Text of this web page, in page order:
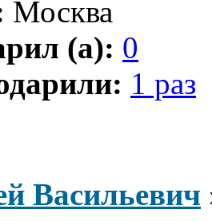
Москва
(а): 0
1 раз
Васильевич